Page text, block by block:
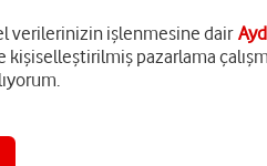
verilerinizin işlenmesine dair
pazarlama